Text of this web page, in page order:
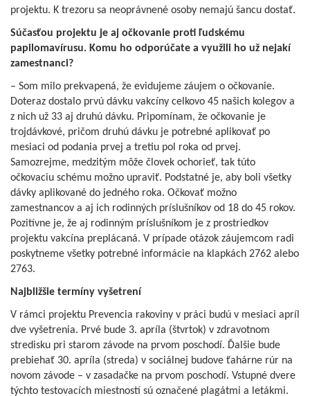
projektu. K trezoru sa neoprávnené osoby nemajú šancu dostať.
Súčasťou projektu je aj očkovanie proti ľudskému
papilomavírusu. Komu ho odporúčate a využili ho už nejakí
zamestnanci?
– Som milo prekvapená, že evidujeme záujem o očkovanie.
Doteraz dostalo prvú dávku vakcíny celkovo 45 našich kolegov a
z nich už 33 aj druhú dávku. Pripomínam, že očkovanie je
trojdávkové, pričom druhú dávku je potrebné aplikovať po
mesiaci od podania prvej a tretiu pol roka od prvej.
Samozrejme, medzitým môže človek ochorieť, tak túto
očkovaciu schému možno upraviť. Podstatné je, aby boli všetky
dávky aplikované do jedného roka. Očkovať možno
zamestnancov a aj ich rodinných príslušníkov od 18 do 45 rokov.
Pozitívne je, že aj rodinným príslušníkom je z prostriedkov
projektu vakcína preplácaná. V prípade otázok záujemcom radi
poskytneme všetky potrebné informácie na klapkách 2762 alebo
2763.
Najbližšie termíny vyšetrení
V rámci projektu Prevencia rakoviny v práci budú v mesiaci apríl
dve vyšetrenia. Prvé bude 3. apríla (štvrtok) v zdravotnom
stredisku pri starom závode na prvom poschodí. Ďalšie bude
prebiehať 30. apríla (streda) v sociálnej budove ťahárne rúr na
novom závode – v zasadačke na prvom poschodí. Vstupné dvere
týchto testovacích miestností sú označené plagátmi a letákmi.